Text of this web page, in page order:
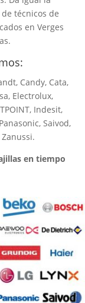
técnicos de
en Verges
Candy, Cata,
Electrolux,
Indesit,
Saivod,
en tiempo